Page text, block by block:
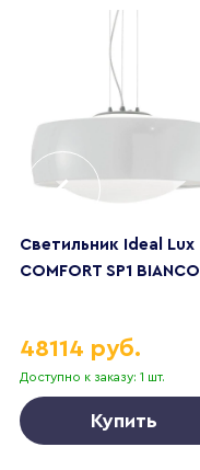
Светильник Ideal Lux
COMFORT SP1 BIANCO
Доступно к заказу: 1 шт.
48114 руб.
Купить